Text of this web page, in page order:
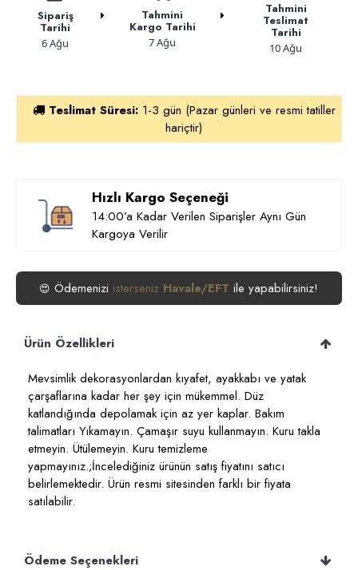
Sipariş
Tarihi
6 Ağu
Tahmini
Kargo Tarihi
7 Ağu
Tahmini
Teslimat
Tarihi
10 Ağu
Teslimat Süresi: 1-3 gün (Pazar günleri ve resmi tatiller
hariçtir)
Hızlı Kargo Seçeneği
14:00’a Kadar Verilen Siparişler Aynı Gün
Kargoya Verilir
😍 Ödemenizi ile yapabilirsiniz!
Ürün Özellikleri
Mevsimlik dekorasyonlardan kıyafet, ayakkabı ve yatak
çarşaflarına kadar her şey için mükemmel. Düz
katlandığında depolamak için az yer kaplar. Bakım
talimatları Yıkamayın. Çamaşır suyu kullanmayın. Kuru takla
etmeyin. Ütülemeyin. Kuru temizleme
yapmayınız.;İncelediğiniz ürünün satış fiyatını satıcı
belirlemektedir. Ürün resmi sitesinden farklı bir fiyata
satılabilir.
Ödeme Seçenekleri